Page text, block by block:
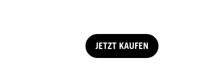
JETZT KAUFEN